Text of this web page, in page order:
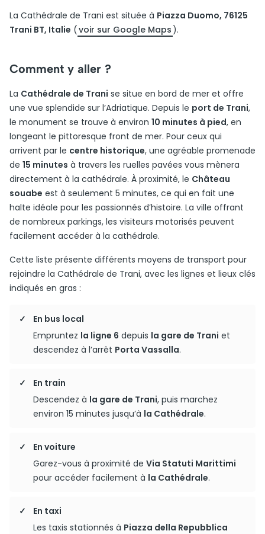
La Cathédrale de Trani est située à Piazza Duomo, 76125
Trani BT, Italie (voir sur Google Maps ).
Comment y aller ?
La Cathédrale de Trani se situe en bord de mer et offre
une vue splendide sur l’Adriatique. Depuis le port de Trani,
le monument se trouve à environ 10 minutes à pied, en
longeant le pittoresque front de mer. Pour ceux qui
arrivent par le centre historique, une agréable promenade
de 15 minutes à travers les ruelles pavées vous mènera
directement à la cathédrale. À proximité, le Château
souabe est à seulement 5 minutes, ce qui en fait une
halte idéale pour les passionnés d’histoire. La ville offrant
de nombreux parkings, les visiteurs motorisés peuvent
facilement accéder à la cathédrale.
Cette liste présente différents moyens de transport pour
rejoindre la Cathédrale de Trani, avec les lignes et lieux clés
indiqués en gras :
En bus local
Empruntez la ligne 6 depuis la gare de Trani et
descendez à l’arrêt Porta Vassalla.
En train
Descendez à la gare de Trani, puis marchez
environ 15 minutes jusqu’à la Cathédrale.
En voiture
Garez-vous à proximité de Via Statuti Marittimi
pour accéder facilement à la Cathédrale.
En taxi
Les taxis stationnés à Piazza della Repubblica